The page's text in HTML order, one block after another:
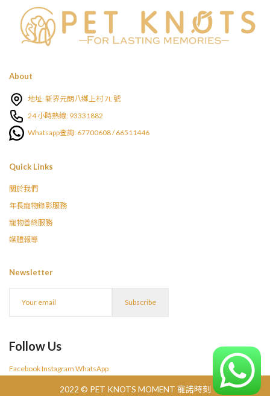
About
地址: 新界元朗八鄉上村 7L 號
24 小時熱線: 93331882
Whatsapp查詢: 67700608 / 66511446
Quick Links
關於我們
年長寵物錄影服務
寵物善終服務
媒體報導
Newsletter
Follow Us
FacebookInstagram WhatsApp
2022 © PET KNOTS MOMENT 寵諾時刻